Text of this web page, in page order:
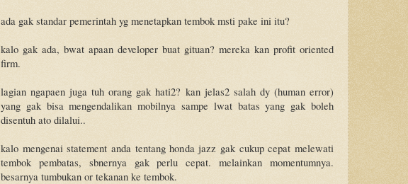
ada gak standar pemerintah yg menetapkan tembok msti pake ini itu?
kalo gak ada, bwat apaan developer buat gituan? mereka kan profit oriented
firm.
lagian ngapaen juga tuh orang gak hati2? kan jelas2 salah dy (human error)
yang gak bisa mengendalikan mobilnya sampe lwat batas yang gak boleh
disentuh ato dilalui..
kalo mengenai statement anda tentang honda jazz gak cukup cepat melewati
tembok pembatas, sbnernya gak perlu cepat. melainkan momentumnya.
besarnya tumbukan or tekanan ke tembok.